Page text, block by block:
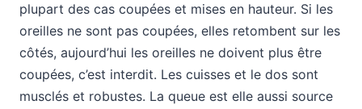
plupart des cas coupées et mises en hauteur. Si les
oreilles ne sont pas coupées, elles retombent sur les
côtés, aujourd’hui les oreilles ne doivent plus être
coupées, c’est interdit. Les cuisses et le dos sont
musclés et robustes. La queue est elle aussi source